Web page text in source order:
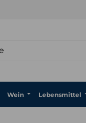
Wein Lebensmittel